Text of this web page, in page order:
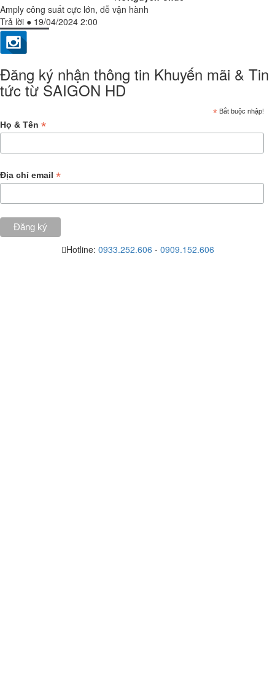
Amply công suất cực lớn, dễ vận hành
Trả lời ● 19/04/2024 2:00
Đăng ký nhận thông tin Khuyến mãi & Tin
tức từ SAIGON HD
* Bắt buộc nhập!
Họ & Tên *
Địa chỉ email *
Hotline: 0933.252.606 - 0909.152.606